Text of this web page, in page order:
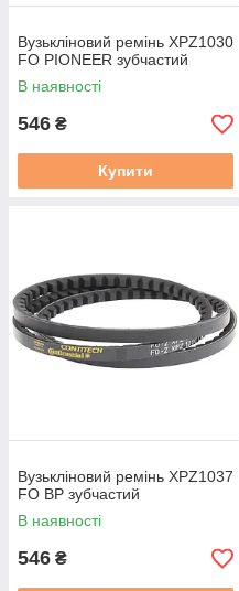
Вузькліновий ремінь XPZ1030
FO PIONEER зубчастий
В наявності
546 ₴
Купити
Вузькліновий ремінь XPZ1037
FO BP зубчастий
В наявності
546 ₴